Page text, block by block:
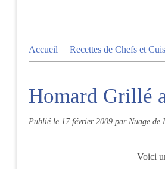
Accueil Recettes de Chefs et
Homard Grillé
Publié le 17 février 2009 par Nuage de
Voici